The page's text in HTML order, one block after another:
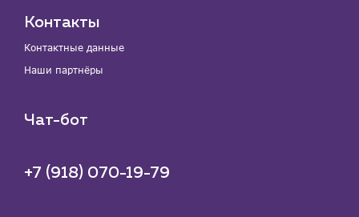
Контакты
Контактные данные
Наши партнёры
Чат-бот
+7 (918) 070-19-79